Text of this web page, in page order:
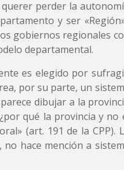
perder la
y ser
gobiernos regionales
departamental.
es elegido por
por su parte, un
dibujar a la
qué la provincia y no
(art. 191 de la CPP).
hace mención a